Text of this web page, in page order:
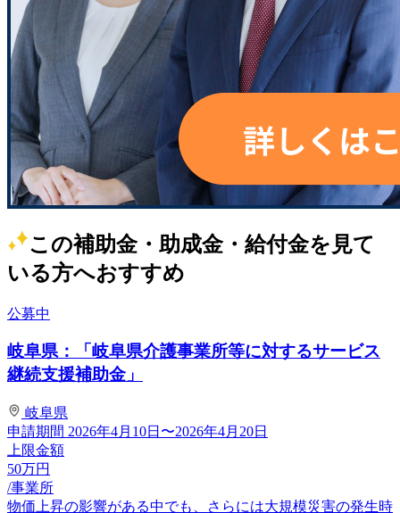
この補助金・助成金・給付金を見て
いる方へおすすめ
公募中
岐阜県：「岐阜県介護事業所等に対するサービス
継続支援補助金」
岐阜県
申請期間 2026年4月10日〜2026年4月20日
上限金額
50万円
/事業所
物価上昇の影響がある中でも、さらには大規模災害の発生時